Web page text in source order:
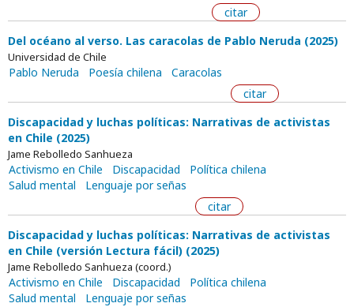
citar
Del océano al verso. Las caracolas de Pablo Neruda (2025)
Universidad de Chile
Pablo Neruda Poesía chilena
Caracolas
citar
Discapacidad y luchas políticas: Narrativas de activistas
en Chile (2025)
Jame Rebolledo Sanhueza
Activismo en Chile Discapacidad
Política chilena
Salud mental
Lenguaje por señas
citar
Discapacidad y luchas políticas: Narrativas de activistas
en Chile (versión Lectura fácil) (2025)
Jame Rebolledo Sanhueza (coord.)
Activismo en Chile Discapacidad
Política chilena
Salud mental
Lenguaje por señas